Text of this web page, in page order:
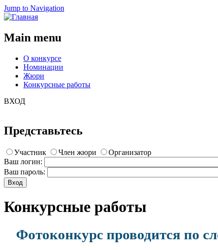
Jump to Navigation
Main menu
О конкурсе
Номинации
Жюри
Конкурсные работы
ВХОД
Представьтесь
Участник Член жюри
Организатор
Ваш логин:
Ваш пароль:
Конкурсные работы
Фотоконкурс проводится по